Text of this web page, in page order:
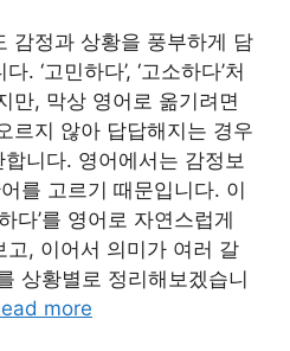
감정과 상황을 풍부하게 담
. ‘고민하다’, ‘고소하다’처
만, 막상 영어로 옮기려면
르지 않아 답답해지는 경우
니다. 영어에서는 감정보
를 고르기 때문입니다. 이
다’를 영어로 자연스럽게
고, 이어서 의미가 여러 갈
상황별로 정리해보겠습니
more